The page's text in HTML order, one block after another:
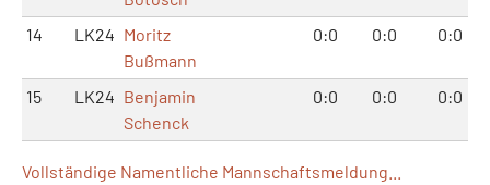
14 LK24 Moritz
Bußmann
0:0 0:0 0:0
15 LK24 Benjamin
Schenck
0:0 0:0 0:0
Vollständige Namentliche Mannschaftsmeldung...